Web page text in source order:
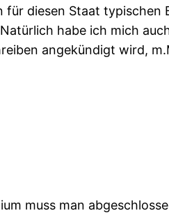
diesen Staat typischen
habe ich mich
angekündigt wird,
muss man